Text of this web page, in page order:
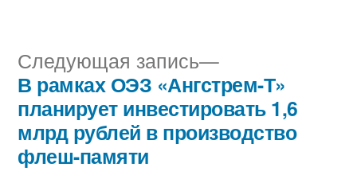
Навигация
по
Следующая запись
Следующая
запись:
В рамках ОЭЗ «Ангстрем-Т»
планирует инвестировать 1,6
млрд рублей в производство
флеш-памяти